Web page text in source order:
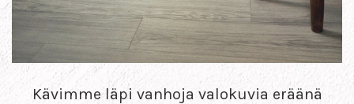
Kävimme läpi vanhoja valokuvia eräänä